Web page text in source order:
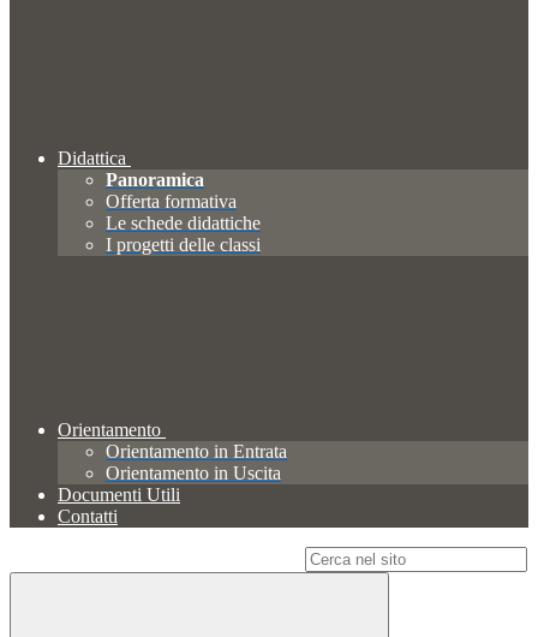
Didattica
Panoramica
Offerta formativa
Le schede didattiche
I progetti delle classi
Orientamento
Orientamento in Entrata
Orientamento in Uscita
Documenti Utili
Contatti